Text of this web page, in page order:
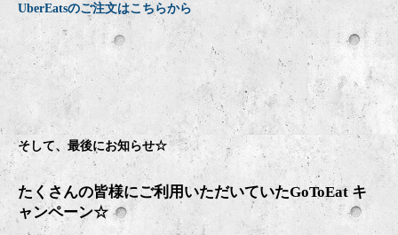
UberEatsのご注文はこちらから
そして、最後にお知らせ☆
たくさんの皆様にご利用いただいていたGoToEat キ
ャンペーン☆